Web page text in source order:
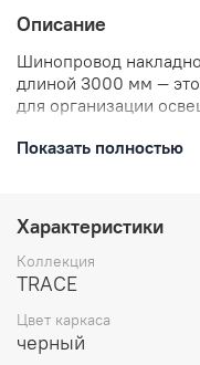
Описание
Шинопровод
длиной 3000 мм —
для организации
позволяет создавать
внешний вид.
Показать полностью
Характеристики
Коллекция
TRACE
Цвет каркаса
черный